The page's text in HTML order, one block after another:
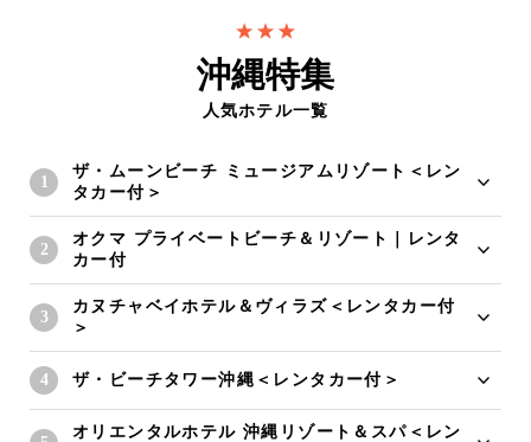
沖縄特集
人気ホテル一覧
ザ・ムーンビーチ ミュージアムリゾート＜レン
タカー付＞
オクマ プライベートビーチ＆リゾート｜レンタ
カー付
カヌチャベイホテル＆ヴィラズ＜レンタカー付
＞
ザ・ビーチタワー沖縄＜レンタカー付＞
オリエンタルホテル 沖縄リゾート＆スパ＜レン